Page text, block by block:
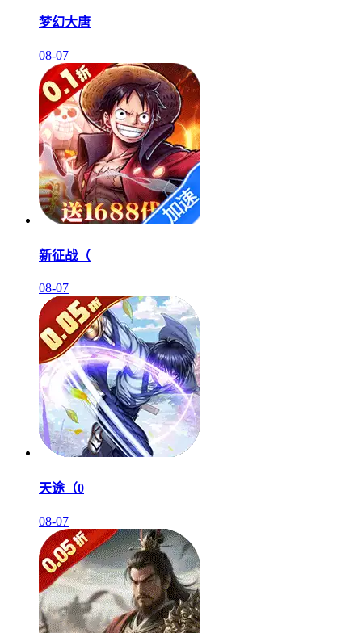
梦幻大唐
08-07
新征战（
08-07
天途（0
08-07